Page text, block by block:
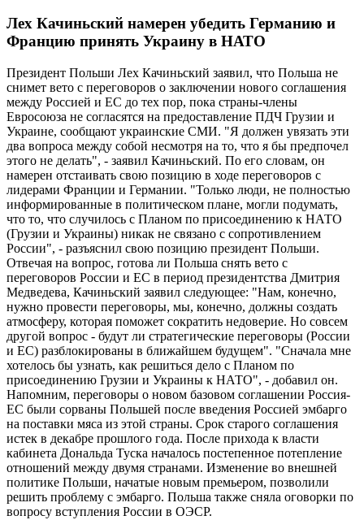
Лех Качиньский намерен убедить Германию и
Францию принять Украину в НАТО
Президент Польши Лех Качиньский заявил, что Польша не
снимет вето с переговоров о заключении нового соглашения
между Россией и ЕС до тех пор, пока страны-члены
Евросоюза не согласятся на предоставление ПДЧ Грузии и
Украине, сообщают украинские СМИ. "Я должен увязать эти
два вопроса между собой несмотря на то, что я бы предпочел
этого не делать", - заявил Качиньский. По его словам, он
намерен отстаивать свою позицию в ходе переговоров с
лидерами Франции и Германии. "Только люди, не полностью
информированные в политическом плане, могли подумать,
что то, что случилось с Планом по присоединению к НАТО
(Грузии и Украины) никак не связано с сопротивлением
России", - разъяснил свою позицию президент Польши.
Отвечая на вопрос, готова ли Польша снять вето с
переговоров России и ЕС в период президентства Дмитрия
Медведева, Качиньский заявил следующее: "Нам, конечно,
нужно провести переговоры, мы, конечно, должны создать
атмосферу, которая поможет сократить недоверие. Но совсем
другой вопрос - будут ли стратегические переговоры (России
и ЕС) разблокированы в ближайшем будущем". "Сначала мне
хотелось бы узнать, как решиться дело с Планом по
присоединению Грузии и Украины к НАТО", - добавил он.
Напомним, переговоры о новом базовом соглашении Россия-
ЕС были сорваны Польшей после введения Россией эмбарго
на поставки мяса из этой страны. Срок старого соглашения
истек в декабре прошлого года. После прихода к власти
кабинета Дональда Туска началось постепенное потепление
отношений между двумя странами. Изменение во внешней
политике Польши, начатые новым премьером, позволили
решить проблему с эмбарго. Польша также сняла оговорки по
вопросу вступления России в ОЭСР.